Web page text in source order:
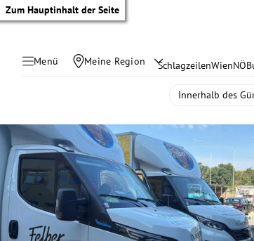
Zum Hauptinhalt der Seite
Menü Meine Region SchlagzeilenWienNÖ
Innerhalb des